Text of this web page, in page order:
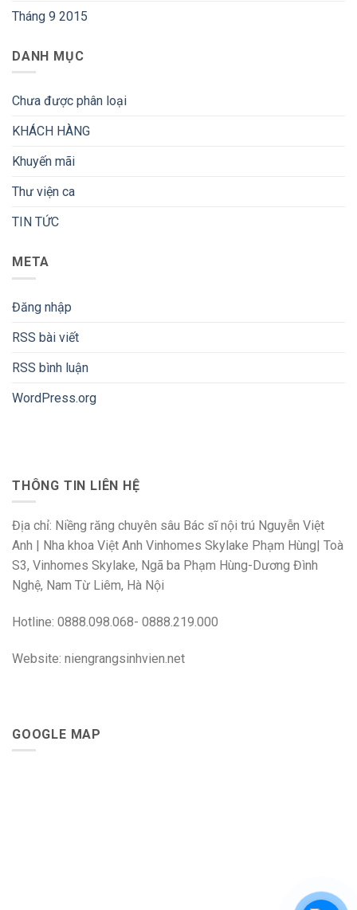
Tháng 9 2015
DANH MỤC
Chưa được phân loại
KHÁCH HÀNG
Khuyến mãi
Thư viện ca
TIN TỨC
META
Đăng nhập
RSS bài viết
RSS bình luận
WordPress.org
THÔNG TIN LIÊN HỆ
Địa chỉ: Niềng răng chuyên sâu Bác sĩ nội trú Nguyễn Việt
Anh | Nha khoa Việt Anh Vinhomes Skylake Phạm Hùng| Toà
S3, Vinhomes Skylake, Ngã ba Phạm Hùng-Dương Đình
Nghệ, Nam Từ Liêm, Hà Nội
Hotline: 0888.098.068- 0888.219.000
Website: niengrangsinhvien.net
GOOGLE MAP